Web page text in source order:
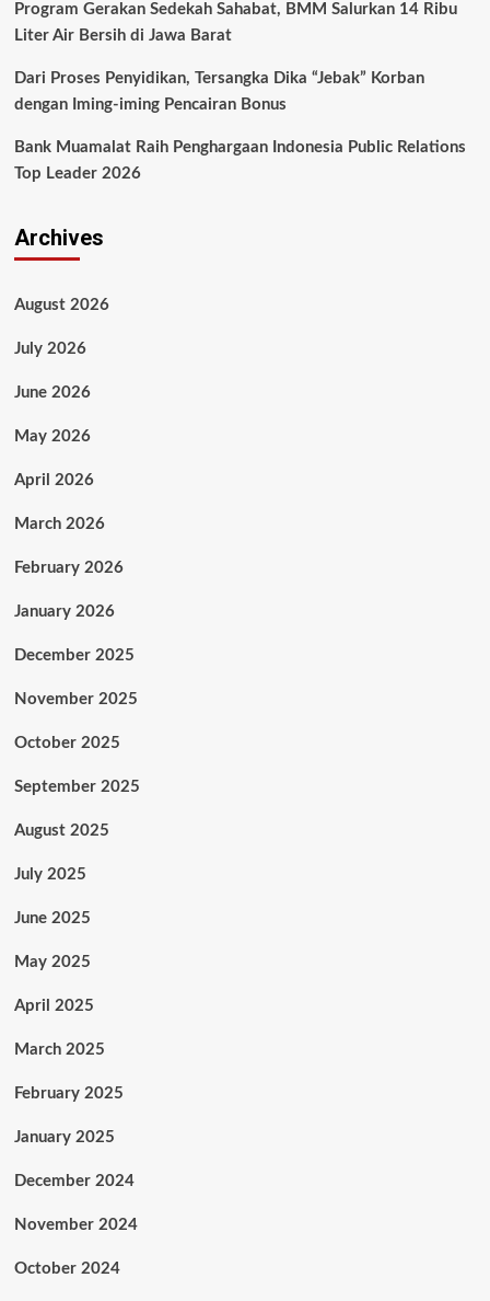
Program Gerakan Sedekah Sahabat, BMM Salurkan 14 Ribu
Liter Air Bersih di Jawa Barat
Dari Proses Penyidikan, Tersangka Dika “Jebak” Korban
dengan Iming-iming Pencairan Bonus
Bank Muamalat Raih Penghargaan Indonesia Public Relations
Top Leader 2026
Archives
August 2026
July 2026
June 2026
May 2026
April 2026
March 2026
February 2026
January 2026
December 2025
November 2025
October 2025
September 2025
August 2025
July 2025
June 2025
May 2025
April 2025
March 2025
February 2025
January 2025
December 2024
November 2024
October 2024